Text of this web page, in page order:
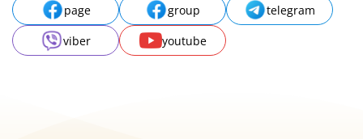
page group
telegram
viber
youtube